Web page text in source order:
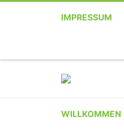
IMPRESSUM
WILLKOMMEN